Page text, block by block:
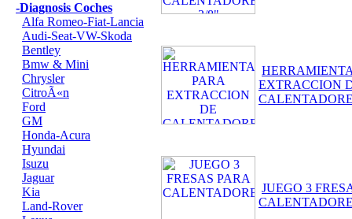
-Diagnosis Coches
Alfa Romeo-Fiat-Lancia
Audi-Seat-VW-Skoda
Bentley
Bmw & Mini
Chrysler
CitroÃ«n
Ford
GM
Honda-Acura
Hyundai
Isuzu
Jaguar
Kia
Land-Rover
EXTRACCION
JUEGO 3